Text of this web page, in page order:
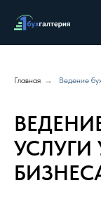
Главная → Ведение